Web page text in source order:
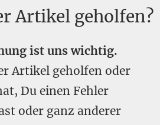
Artikel geholfen?
ist uns wichtig.
Artikel geholfen oder
Du einen Fehler
oder ganz anderer